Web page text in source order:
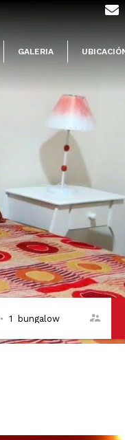
GALERIA
• 1 bungalow